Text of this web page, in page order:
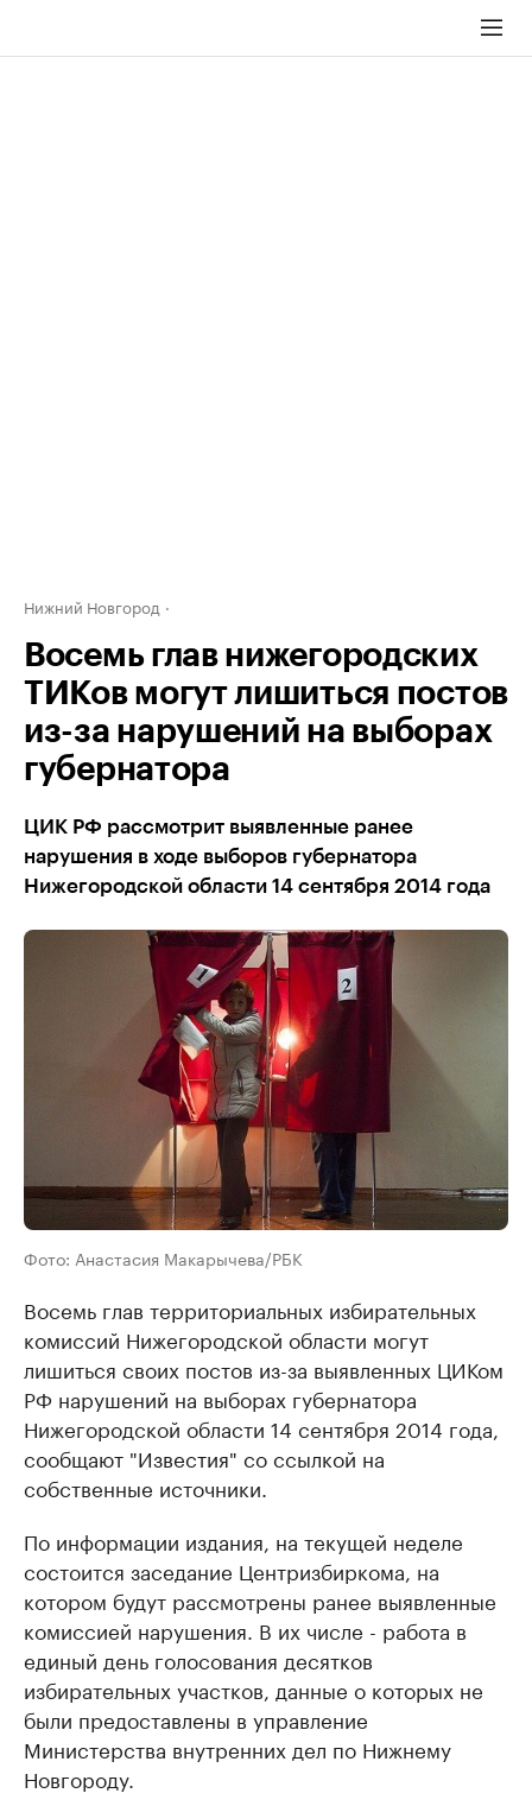
Нижний Новгород
Восемь глав нижегородских
ТИКов могут лишиться постов
из-за нарушений на выборах
губернатора
ЦИК РФ рассмотрит выявленные ранее
нарушения в ходе выборов губернатора
Нижегородской области 14 сентября 2014 года
Фото: Анастасия Макарычева/РБК
Восемь глав территориальных избирательных
комиссий Нижегородской области могут
лишиться своих постов из-за выявленных ЦИКом
РФ нарушений на выборах губернатора
Нижегородской области 14 сентября 2014 года,
сообщают "Известия" со ссылкой на
собственные источники.
По информации издания, на текущей неделе
состоится заседание Центризбиркома, на
котором будут рассмотрены ранее выявленные
комиссией нарушения. В их числе - работа в
единый день голосования десятков
избирательных участков, данные о которых не
были предоставлены в управление
Министерства внутренних дел по Нижнему
Новгороду.